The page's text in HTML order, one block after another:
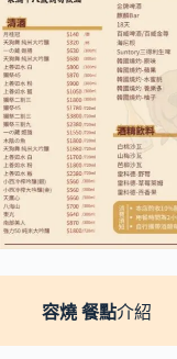
容燒 餐點介紹